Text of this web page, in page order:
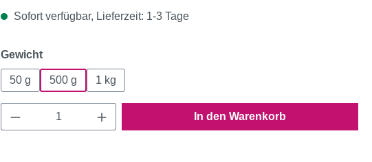
Sofort verfügbar, Lieferzeit: 1-3 Tage
Gewichtauswählen
50 g 500 g 1 kg
Produkt Anzahl: Gib den gewünschten Wert ein
In den Warenkorb